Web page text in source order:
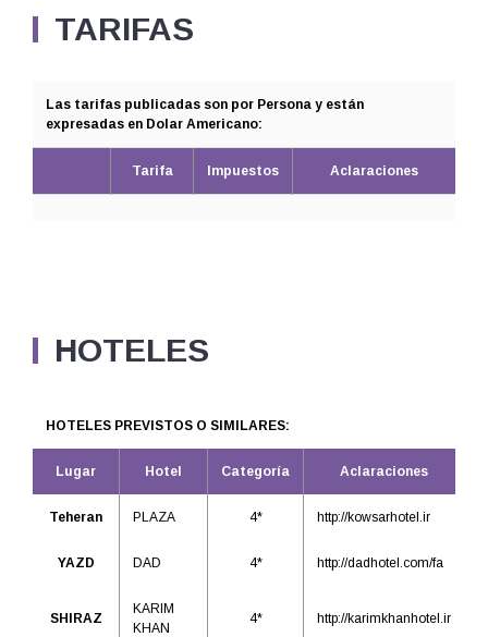
TARIFAS
Las tarifas publicadas son por Persona y están
expresadas en Dolar Americano:
Tarifa Impuestos Aclaraciones
HOTELES
HOTELES PREVISTOS O SIMILARES:
Lugar Hotel Categoría Aclaraciones
Teheran PLAZA 4* http://kowsarhotel.ir
YAZD DAD 4* http://dadhotel.com/fa
SHIRAZ
KARIM
KHAN
4* http://karimkhanhotel.ir